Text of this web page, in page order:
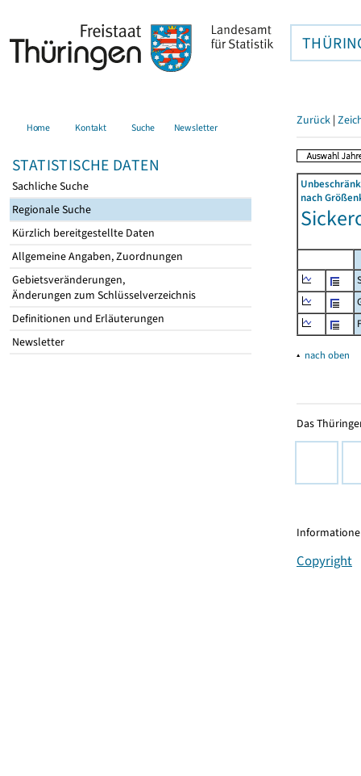
Home Kontakt Suche Newsletter
STATISTISCHE DATEN
Sachliche Suche
Regionale Suche
Kürzlich bereitgestellte Daten
Allgemeine Angaben, Zuordnungen
Gebietsveränderungen,
Änderungen zum Schlüsselverzeichnis
Definitionen und Erläuterungen
Newsletter
Zurück |
nach
▴ nach oben
Das
Copyright